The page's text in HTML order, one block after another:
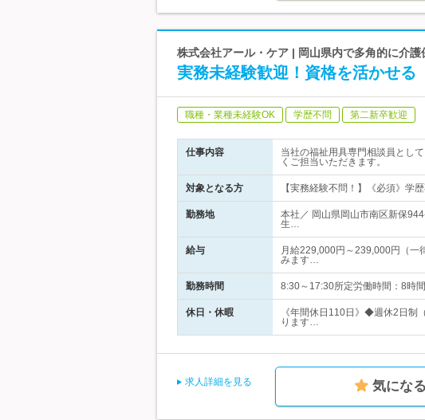
株式会社アール・ケア | 岡山県内で多角的に介
実務未経験歓迎！資格を活かせる
職種・業種未経験OK 学歴不問 第二新卒歓迎
仕事内容
当社の福祉用具専門相談員とし
くご担当いただきます。
対象となる方 【実務経験不問！】《必須》学
勤務地
本社／ 岡山県岡山市南区新保
生…
給与
月給229,000円～239,000円（
みます…
勤務時間 8:30～17:30所定労働時間：8時
休日・休暇
《年間休日110日》◆週休2日
ります…
求人詳細を見る 気になる